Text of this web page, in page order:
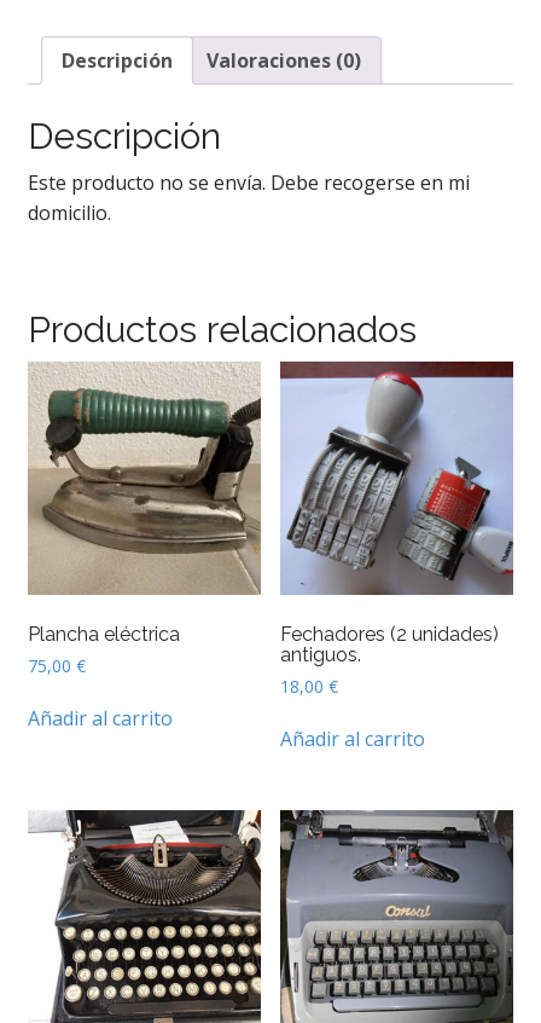
48
cantidad
Descripción Valoraciones (0)
Descripción
Este producto no se envía. Debe recogerse en mi
domicilio.
Productos relacionados
Plancha eléctrica
75,00 €
Añadir al carrito
Fechadores (2 unidades)
antiguos.
18,00€
Añadir al carrito